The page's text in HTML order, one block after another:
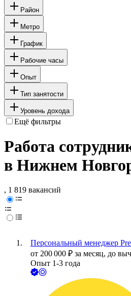
Район
Метро
График
Рабочие часы
Опыт
Тип занятости
Уровень дохода
Ещё фильтры
Работа
в Нижнем
, 1 819 вакансий
Персональный менеджер
от 200 000 ₽ за месяц, до
Опыт 1-3 года